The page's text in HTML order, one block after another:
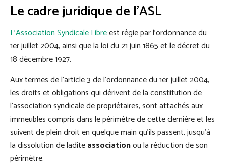
Le cadre juridique de l'ASL
L’Association Syndicale Libreest régie par l’ordonnance du
1er juillet 2004, ainsi que la loi du 21 juin 1865 et le décret du
18 décembre 1927.
Aux termes de l’article 3 de l'ordonnance du 1er juillet 2004,
les droits et obligations qui dérivent de la constitution de
l'association syndicale de propriétaires, sont attachés aux
immeubles compris dans le périmètre de cette dernière et les
suivent de plein droit en quelque main qu'ils passent, jusqu'à
la dissolution de laditeassociationou la réduction de son
périmètre.